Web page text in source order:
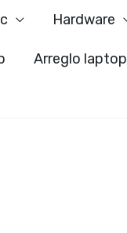
Hardware
Arreglo laptop